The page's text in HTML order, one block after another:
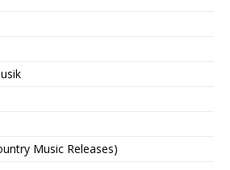
Music Releases)